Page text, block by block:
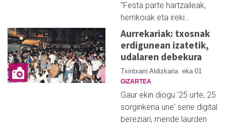
"Festa parte hartzaileak,
herrikoiak eta ireki…
Aurrekariak: txosnak
erdigunean izatetik,
udalaren debekura
Txintxarri Aldizkaria eka 01
GIZARTEA
Gaur ekin diogu '25 urte, 25
sorginkeria une' serie digital
bereziari, mende laurden